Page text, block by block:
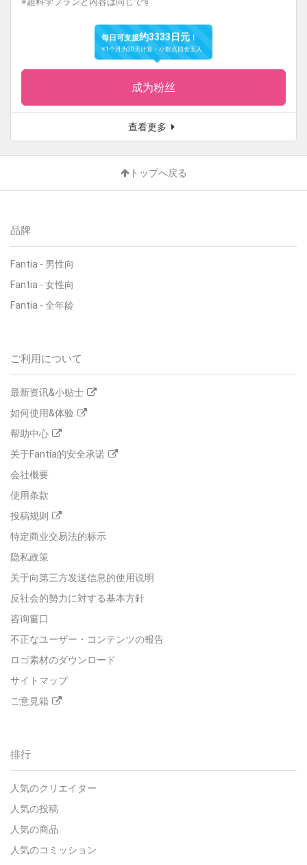
每日可支援约3333日元！
※1个月为30天计算・小数点四舍五入
成为粉丝
查看更多
トップへ戻る
品牌
Fantia - 男性向
Fantia - 女性向
Fantia - 全年龄
ご利用について
最新资讯&小贴士
如何使用&体验
帮助中心
关于Fantia的安全承诺
会社概要
使用条款
投稿规则
特定商业交易法的标示
隐私政策
关于向第三方发送信息的使用说明
反社会的勢力に対する基本方針
咨询窗口
不正なユーザー・コンテンツの報告
ロゴ素材のダウンロード
サイトマップ
ご意見箱
排行
人気のクリエイター
人気の投稿
人気の商品
人気のコミッション